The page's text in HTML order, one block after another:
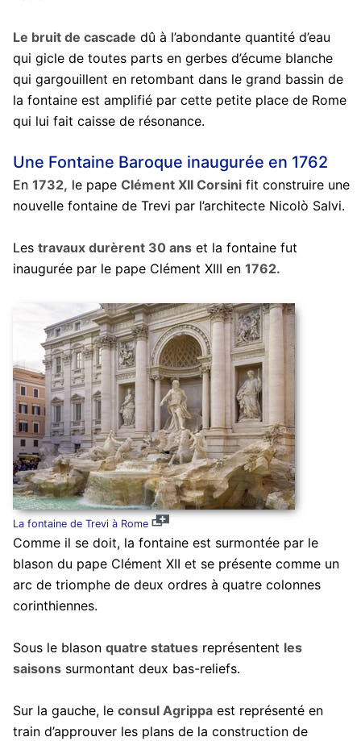
Le bruit de cascade dû à l’abondante quantité d’eau
qui gicle de toutes parts en gerbes d’écume blanche
qui gargouillent en retombant dans le grand bassin de
la fontaine est amplifié par cette petite place de Rome
qui lui fait caisse de résonance.
Une Fontaine Baroque inaugurée en 1762
En 1732, le pape Clément XII Corsinifit construire une
nouvelle fontaine de Trevi par l’architecte Nicolò Salvi.
Les travaux durèrent 30 anset la fontaine fut
inaugurée par le pape Clément XIII en 1762.
La fontaine de Trevi à Rome
Comme il se doit, la fontaine est surmontée par le
blason du pape Clément XII et se présente comme un
arc de triomphe de deux ordres à quatre colonnes
corinthiennes.
Sous le blason quatre statuesreprésentent les
saisonssurmontant deux bas-reliefs.
Sur la gauche, le consul Agrippaest représenté en
train d’approuver les plans de la construction de